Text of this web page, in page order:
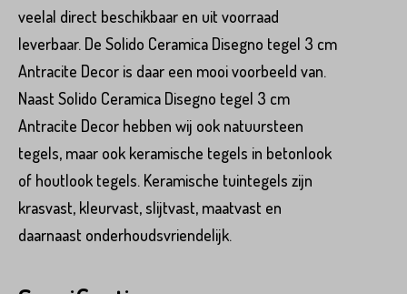
veelal direct beschikbaar en uit voorraad
leverbaar. De Solido Ceramica Disegno tegel 3 cm
Antracite Decor is daar een mooi voorbeeld van.
Naast Solido Ceramica Disegno tegel 3 cm
Antracite Decor hebben wij ook natuursteen
tegels, maar ook keramische tegels in betonlook
of houtlook tegels. Keramische tuintegels zijn
krasvast, kleurvast, slijtvast, maatvast en
daarnaast onderhoudsvriendelijk.